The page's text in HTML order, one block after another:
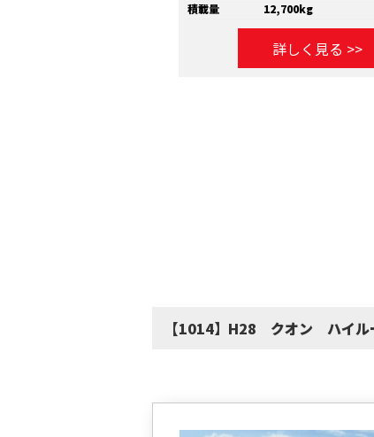
積載量
12,700kg
詳しく見る >>
【1014】H28 クオン ハイ